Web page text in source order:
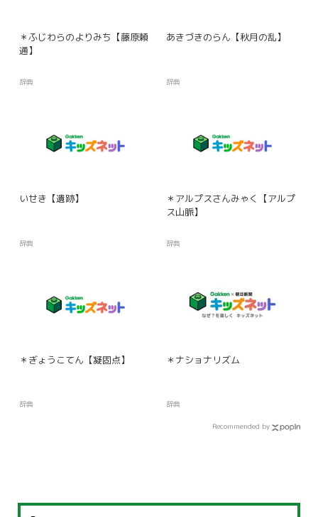
＊ふじわらのよりみち【藤原頼
通】
辞典
あきづきのらん【秋月の乱】
辞典
いせき【遺跡】
辞典
＊アルプスさんみゃく【アルプ
ス山脈】
辞典
＊ぎょうこてん【凝固点】
辞典
＊ナショナリズム
辞典
Recommended by